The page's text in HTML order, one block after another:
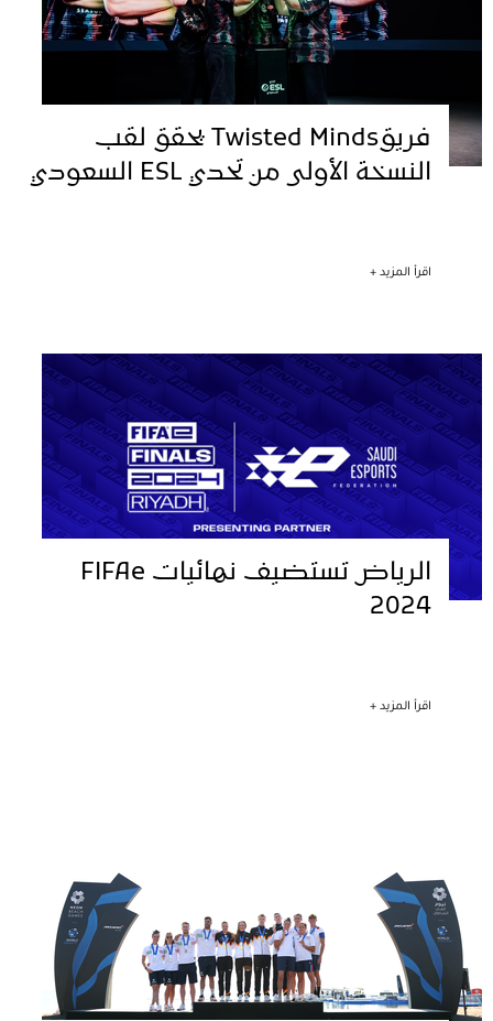
فريقTwisted Minds يحقق لقب
النسخة الأولى من تحدي ESL السعودي
اقرأ المزيد +
الرياض تستضيف نهائيات FIFAe
2024
اقرأ المزيد +